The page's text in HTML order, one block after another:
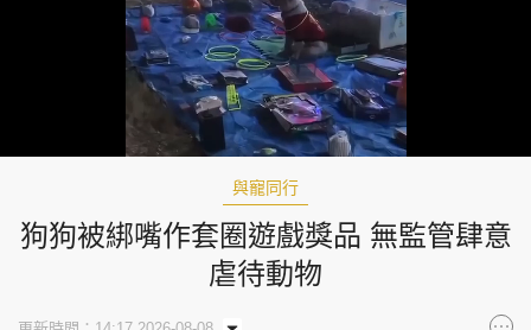
Loaded:
100.00%
與寵同行
狗狗被綁嘴作套圈遊戲獎品 無監管肆意
虐待動物